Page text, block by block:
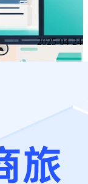
2025-04-24